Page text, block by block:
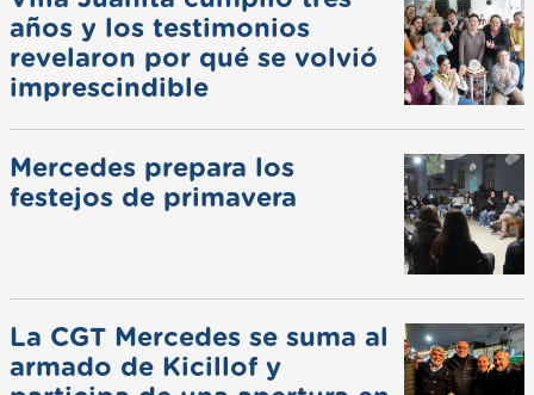
años y los testimonios
revelaron por qué se volvió
imprescindible
Mercedes prepara los
festejos de primavera
La CGT Mercedes se suma al
armado de Kicillof y